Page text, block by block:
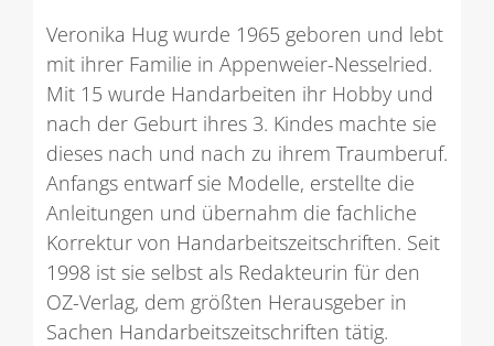
Veronika Hug wurde 1965 geboren und lebt
mit ihrer Familie in Appenweier-Nesselried.
Mit 15 wurde Handarbeiten ihr Hobby und
nach der Geburt ihres 3. Kindes machte sie
dieses nach und nach zu ihrem Traumberuf.
Anfangs entwarf sie Modelle, erstellte die
Anleitungen und übernahm die fachliche
Korrektur von Handarbeitszeitschriften. Seit
1998 ist sie selbst als Redakteurin für den
OZ-Verlag, dem größten Herausgeber in
Sachen Handarbeitszeitschriften tätig.